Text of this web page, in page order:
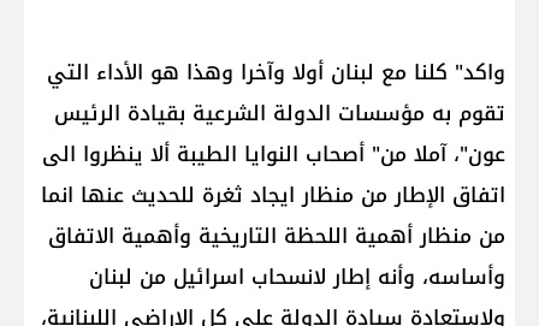
واكد" كلنا مع لبنان أولا وآخرا وهذا هو الأداء التي
تقوم به مؤسسات الدولة الشرعية بقيادة الرئيس
عون"، آملا من" أصحاب النوايا الطيبة ألا ينظروا الى
اتفاق الإطار من منظار ايجاد ثغرة للحديث عنها انما
من منظار أهمية اللحظة التاريخية وأهمية الاتفاق
وأساسه، وأنه إطار لانسحاب اسرائيل من لبنان
ولاستعادة سيادة الدولة على كل الاراضي اللبنانية،